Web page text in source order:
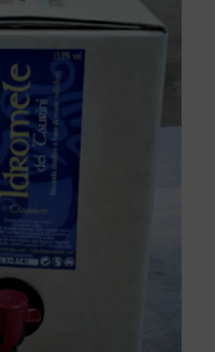
54,00 €